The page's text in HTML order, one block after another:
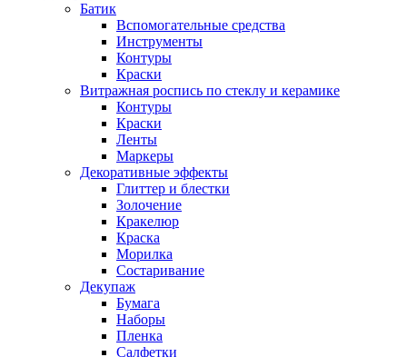
Батик
Вспомогательные средства
Инструменты
Контуры
Краски
Витражная роспись по стеклу и керамике
Контуры
Краски
Ленты
Маркеры
Декоративные эффекты
Глиттер и блестки
Золочение
Кракелюр
Краска
Морилка
Состаривание
Декупаж
Бумага
Наборы
Пленка
Салфетки